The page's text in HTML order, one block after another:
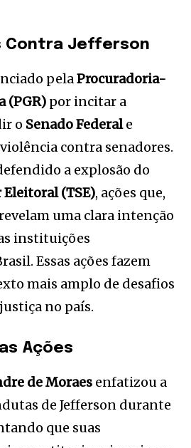
Contra Jefferson
pelaProcuradoria-
(PGR) por incitar a
o Senado Federale
contra senadores.
a explosão do
(TSE), ações que,
uma clara intenção
instituições
Essas ações fazem
mais amplo de desafios
no país.
Ações
de Moraes enfatizou a
de Jefferson durante
que suas